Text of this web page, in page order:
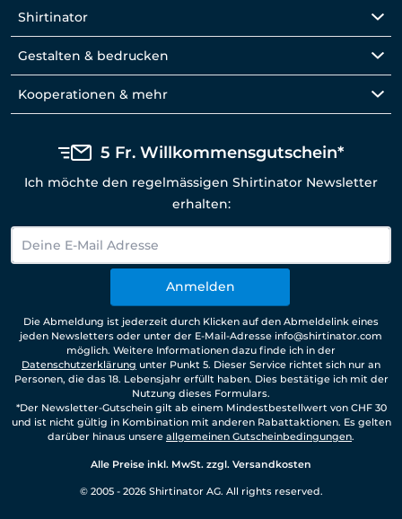
Shirtinator
Gestalten & bedrucken
Kooperationen & mehr
5 Fr. Willkommensgutschein*
Ich möchte den regelmässigen Shirtinator Newsletter
erhalten:
Anmelden
Die Abmeldung ist jederzeit durch Klicken auf den Abmeldelink eines
jeden Newsletters oder unter der E-Mail-Adresse info@shirtinator.com
möglich. Weitere Informationen dazu finde ich in der
Datenschutzerklärung unter Punkt 5. Dieser Service richtet sich nur an
Personen, die das 18. Lebensjahr erfüllt haben. Dies bestätige ich mit der
Nutzung dieses Formulars.
*Der Newsletter-Gutschein gilt ab einem Mindestbestellwert von CHF 30
und ist nicht gültig in Kombination mit anderen Rabattaktionen. Es gelten
darüber hinaus unsere allgemeinen Gutscheinbedingungen.
Alle Preise inkl. MwSt. zzgl. Versandkosten
© 2005 - 2026 Shirtinator AG. All rights reserved.